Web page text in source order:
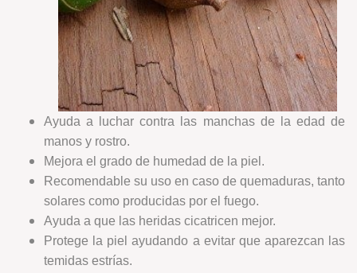
Ayuda a luchar contra las manchas de la edad de
manos y rostro.
Mejora el grado de humedad de la piel.
Recomendable su uso en caso de quemaduras, tanto
solares como producidas por el fuego.
Ayuda a que las heridas cicatricen mejor.
Protege la piel ayudando a evitar que aparezcan las
temidas estrías.